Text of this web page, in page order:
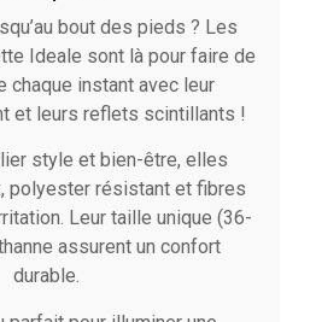
bout des pieds ? Les
Ideale sont là pour faire de
chaque instant avec leur
et leurs reflets scintillants !
style et bien-être, elles
polyester résistant et fibres
Leur taille unique (36-
assurent un confort
durable.